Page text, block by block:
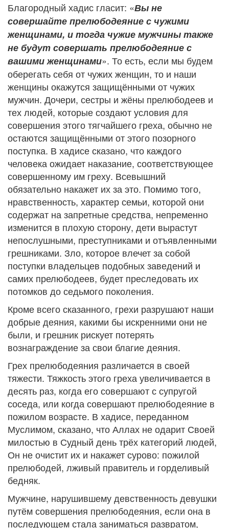
Благородный хадис гласит: «Вы не
совершайте прелюбодеяние с чужими
женщинами, и тогда чужие мужчины также
не будут совершать прелюбодеяние с
вашими женщинами». То есть, если мы будем
оберегать себя от чужих женщин, то и наши
женщины окажутся защищёнными от чужих
мужчин. Дочери, сестры и жёны прелюбодеев и
тех людей, которые создают условия для
совершения этого тягчайшего греха, обычно не
остаются защищёнными от этого позорного
поступка. В хадисе сказано, что каждого
человека ожидает наказание, соответствующее
совершенному им греху. Всевышний
обязательно накажет их за это. Помимо того,
нравственность, характер семьи, которой они
содержат на запретные средства, непременно
изменится в плохую сторону, дети вырастут
непослушными, преступниками и отъявленными
грешниками. Зло, которое влечет за собой
поступки владельцев подобных заведений и
самих прелюбодеев, будет преследовать их
потомков до седьмого поколения.
Кроме всего сказанного, грехи разрушают наши
добрые деяния, какими бы искренними они не
были, и грешник рискует потерять
вознаграждение за свои благие деяния.
Грех прелюбодеяния различается в своей
тяжести. Тяжкость этого греха увеличивается в
десять раз, когда его совершают с супругой
соседа, или когда совершают прелюбодеяние в
пожилом возрасте. В хадисе, переданном
Муслимом, сказано, что Аллах не одарит Своей
милостью в Судный день трёх категорий людей,
Он не очистит их и накажет сурово: пожилой
прелюбодей, лживый правитель и горделивый
бедняк.
Мужчине, нарушившему девственность девушки
путём совершения прелюбодеяния, если она в
последующем стала заниматься развратом,